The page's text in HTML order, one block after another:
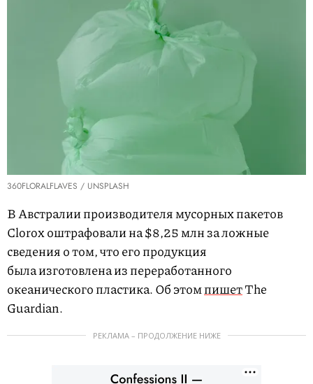
360FLORALFLAVES / UNSPLASH
В Австралии производителя мусорных пакетов
Clorox оштрафовали на $8,25 млн за ложные
сведения о том, что его продукция
была изготовлена из переработанного
океанического пластика. Об этомпишетThe
Guardian.
РЕКЛАМА – ПРОДОЛЖЕНИЕ НИЖЕ